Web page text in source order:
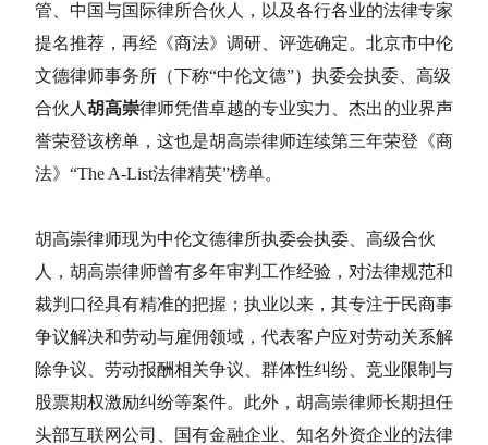
管、中国与国际律所合伙人，以及各行各业的法律专家
提名推荐，再经《商法》调研、评选确定。北京市中伦
文德律师事务所（下称“中伦文德”）执委会执委、高级
合伙人 胡高崇律师凭借卓越的专业实力、杰出的业界声
誉荣登该榜单，这也是胡高崇律师连续第三年荣登《商
法》“The A-List法律精英”榜单。
胡高崇律师现为中伦文德律所执委会执委、高级合伙
人，胡高崇律师曾有多年审判工作经验，对法律规范和
裁判口径具有精准的把握；执业以来，其专注于民商事
争议解决和劳动与雇佣领域，代表客户应对劳动关系解
除争议、劳动报酬相关争议、群体性纠纷、竞业限制与
股票期权激励纠纷等案件。此外，胡高崇律师长期担任
头部互联网公司、国有金融企业、知名外资企业的法律